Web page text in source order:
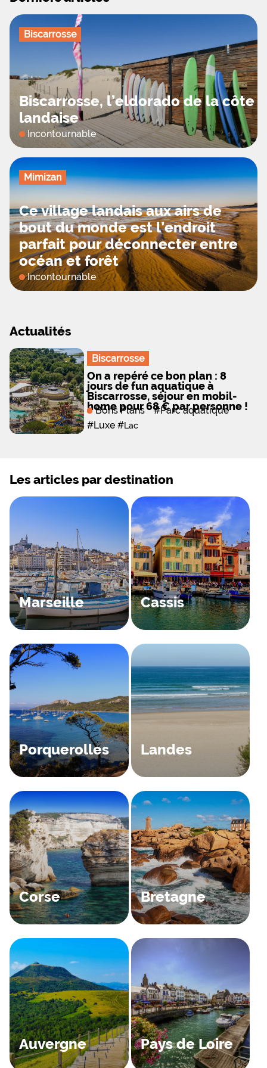
chaises, ainsi que l’accès à l’eau, à
l’évacuation et à l’électricité.
Avec MS Vacances, les vacances prennent ici
une dimension naturellement dépaysante.
Biscarrosse
Biscarrosse, l’eldorado de la côte
landaise
Incontournable
Mimizan
Ce village landais aux airs de
bout du monde est l’endroit
parfait pour déconnecter entre
océan et forêt
Incontournable
Actualités
Biscarrosse
On a repéré ce bon plan : 8
jours de fun aquatique à
Biscarrosse, séjour en mobil-
home pour 68 € par personne !
Bons Plans #Parc aquatique
#Luxe #Lac
Les articles par destination
Marseille Cassis
Porquerolles Landes
Corse Bretagne
Auvergne Pays de Loire